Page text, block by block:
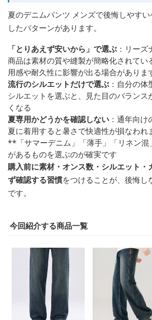
夏のデニムパンツ メンズで後悔しやす
したパターンがあります。
「とりあえず安いから」で選ぶ ：リー
商品は素材の質や縫製が簡略化されてい
用感や耐久性に影響が出る場合がありま
流行のシルエットだけで選ぶ ：自分の
シルエットを選ぶと、見た目のバランス
くなる
夏専用かどうかを確認しない ：通年向
夏に着用すると暑さで快適性が損なわれ
**「サマーデニム」「薄手」「リネン
があるものを選ぶのが確実です
購入前に素材・オンス数・シルエット・
ず確認する習慣をつけることが、後悔し
です。
今回紹介する商品一覧